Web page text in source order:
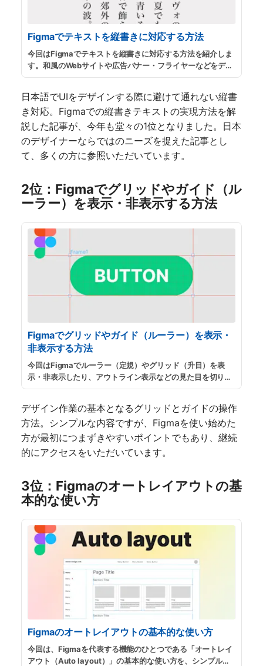
Figmaでテキストを縦書きに対応する方法
今回はFigmaでテキストを縦書きに対応する方法を紹介しま
す。和風のWebサイトや広告バナー・フライヤーなどをデザ
インする際に、縦書きのテキストを配置したりできるように
日本語でUIをデザインする際に避けて通れない縦書
き対応。Figmaでの縦書きテキストの実現方法を解
説した記事が、今年も堂々の1位となりました。日本
のデザイナーならではのニーズを捉えた記事とし
て、多くの方に参照いただいています。
2位：Figmaでグリッドやガイド（ル
ーラー）を表示・非表示する方法
Figmaでグリッドやガイド（ルーラー）を表示・
非表示する方法
今回はFigmaでルーラー（定規）やグリッド（升目）を表
示・非表示したり、アウトライン表示などの見た目を切り替
える方法を紹介します。ガイドを作成したい場合や、誤って
参考になればと思います。...続きを読む
デザイン作業の基本となるグリッドとガイドの操作
方法。シンプルな内容ですが、Figmaを使い始めた
方が最初につまずきやすいポイントでもあり、継続
的にアクセスをいただいています。
3位：Figmaのオートレイアウトの基
本的な使い方
Figmaのオートレイアウトの基本的な使い方
今回は、Figmaを代表する機能のひとつである「オートレイ
アウト（Auto layout）」の基本的な使い方を、シンプルな